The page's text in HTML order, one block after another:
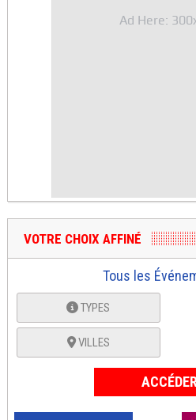
Ad Here:
VOTRE CHOIX AFFINÉ
Tous les
TYPES
VILLES
ACCÉDER